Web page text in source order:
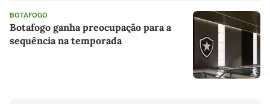
BOTAFOGO
Botafogo ganha preocupação para a
sequência na temporada